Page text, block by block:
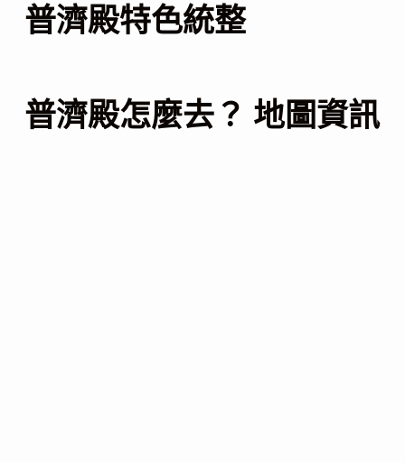
普濟殿特色統整
普濟殿怎麼去？ 地圖資訊